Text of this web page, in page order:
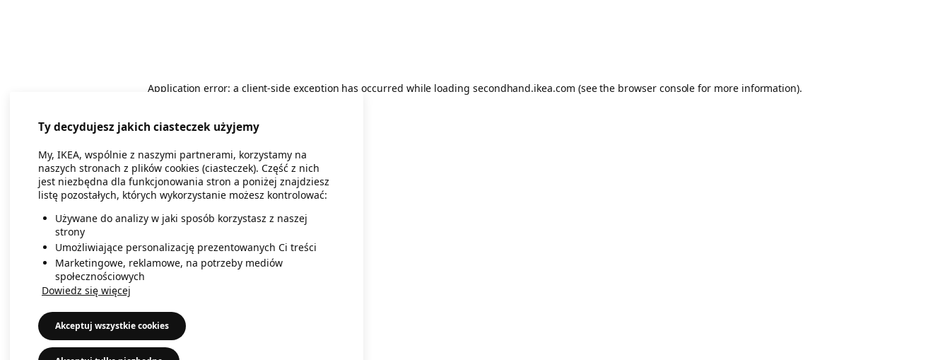
Application error: a client-side exception has occurred while loading secondhand.ikea.com (see the browser console for more information).
Ty decydujesz jakich ciasteczek użyjemy
My, IKEA, wspólnie z naszymi partnerami, korzystamy na
naszych stronach z plików cookies (ciasteczek). Część z nich
jest niezbędna dla funkcjonowania stron a poniżej znajdziesz
listę pozostałych, których wykorzystanie możesz kontrolować:
Używane do analizy w jaki sposób korzystasz z naszej
strony
Umożliwiające personalizację prezentowanych Ci treści
Marketingowe, reklamowe, na potrzeby mediów
społecznościowych
Dowiedz się więcej
Akceptuj wszystkie cookies